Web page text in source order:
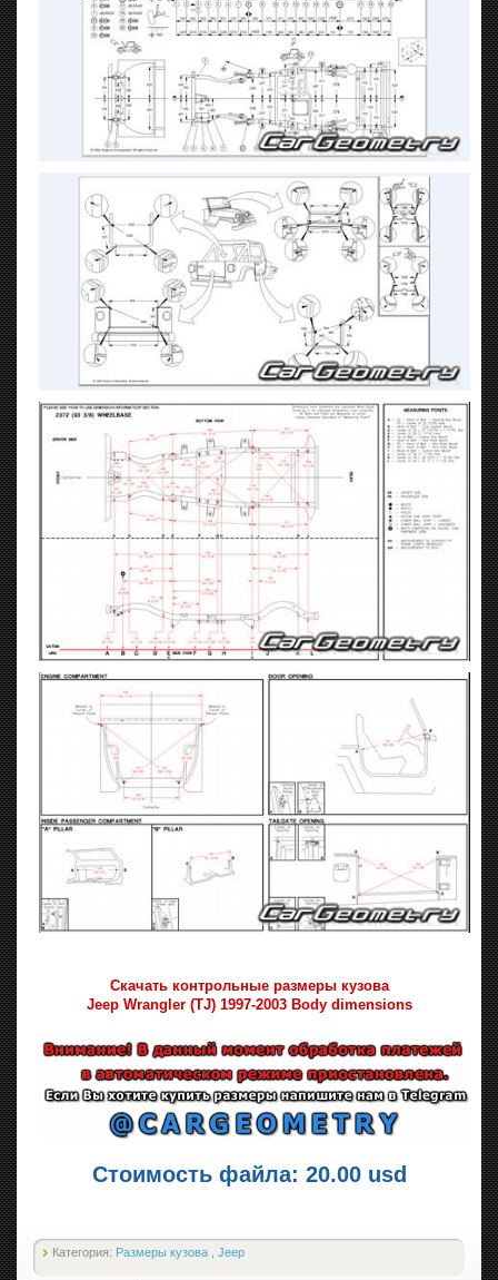
Скачать контрольные размеры кузова
Jeep Wrangler (TJ) 1997-2003 Body dimensions
Стоимость файла: 20.00 usd
Категория: Размеры кузова Jeep